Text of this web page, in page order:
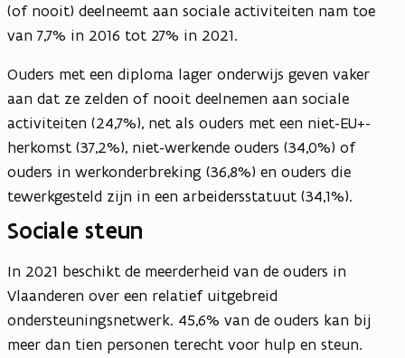
(of nooit) deelneemt aan sociale activiteiten nam toe
van 7,7% in 2016 tot 27% in 2021.
Ouders met een diploma lager onderwijs geven vaker
aan dat ze zelden of nooit deelnemen aan sociale
activiteiten (24,7%), net als ouders met een niet-EU+-
herkomst (37,2%), niet-werkende ouders (34,0%) of
ouders in werkonderbreking (36,8%) en ouders die
tewerkgesteld zijn in een arbeidersstatuut (34,1%).
Sociale steun
In 2021 beschikt de meerderheid van de ouders in
Vlaanderen over een relatief uitgebreid
ondersteuningsnetwerk. 45,6% van de ouders kan bij
meer dan tien personen terecht voor hulp en steun.